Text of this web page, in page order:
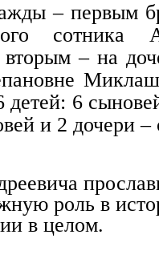
– первым
сотника
– на
детей: 6
и 2 дочери –
роль в
в целом.